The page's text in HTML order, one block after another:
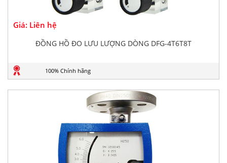
Giá: Liên hệ
ĐỒNG HỒ ĐO LƯU LƯỢNG DÒNG DFG-4T6T8T
100% Chính hãng